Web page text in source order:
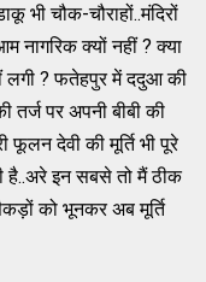
भी चौक-चौराहों..मंदिरों
नागरिक क्यों नहीं ? क्या
लगी ? फतेहपुर में ददुआ की
पर अपनी बीबी की
फूलन देवी की मूर्ति भी पूरे
है..अरे इन सबसे तो मैं ठीक
को भूनकर अब मूर्ति